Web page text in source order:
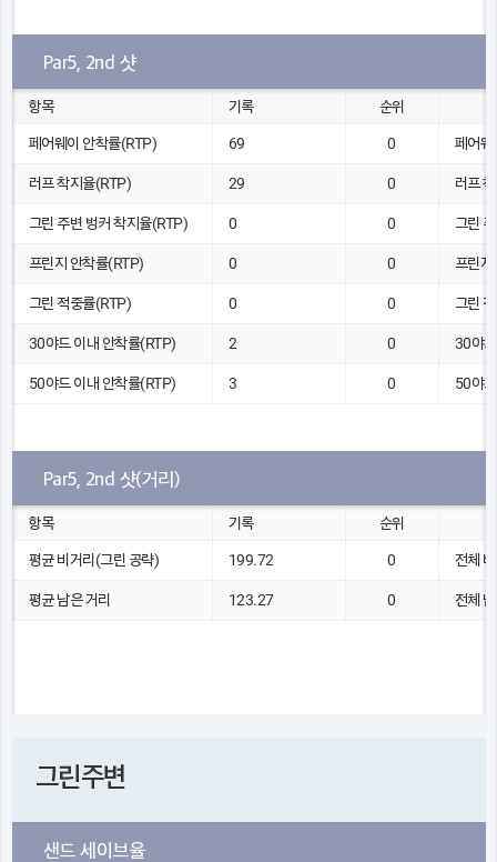
Par5, 2nd 샷
항목 기록 순위
페어웨이 안착률(RTP) 69 0 페어웨
러프 착지율(RTP) 29 0 러프
그린 주변 벙커 착지율(RTP) 0 0 그린
프린지 안착률(RTP) 0 0 프린지
그린 적중률(RTP) 0 0 그린
30야드 이내 안착률(RTP) 2 0 30야
50야드 이내 안착률(RTP) 3 0 50야
Par5, 2nd 샷(거리)
항목 기록 순위
평균 비거리(그린 공략) 199.72 0 전체
평균 남은 거리 123.27 0 전체
그린주변
샌드 세이브율